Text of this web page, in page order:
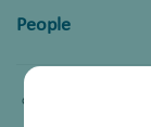
People
content not available